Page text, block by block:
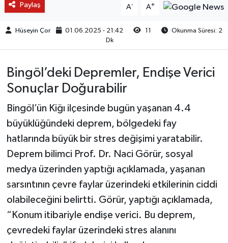
Paylaş A- A+
Hüseyin Çor 01.06.2025 - 21:42 11
Okunma Süresi: 2
Dk
Bingöl’deki Depremler, Endişe Verici
Sonuçlar Doğurabilir
Bingöl’ün Kiğı ilçesinde bugün yaşanan 4.4
büyüklüğündeki deprem, bölgedeki fay
hatlarında büyük bir stres değişimi yaratabilir.
Deprem bilimci Prof. Dr. Naci Görür, sosyal
medya üzerinden yaptığı açıklamada, yaşanan
sarsıntının çevre faylar üzerindeki etkilerinin ciddi
olabileceğini belirtti. Görür, yaptığı açıklamada,
“Konum itibariyle endişe verici. Bu deprem,
çevredeki faylar üzerindeki stres alanını